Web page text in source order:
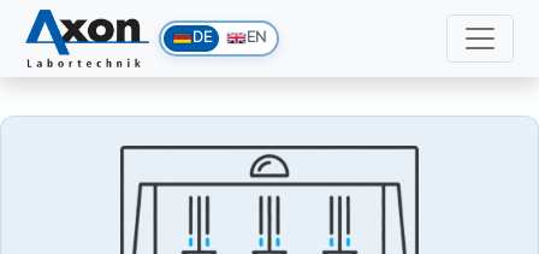
DE EN